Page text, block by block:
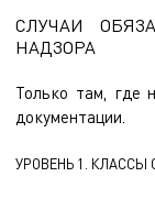
СЛУЧАИ
НАДЗОРА
Только там, где
документации.
УРОВЕНЬ 1. КЛАССЫ